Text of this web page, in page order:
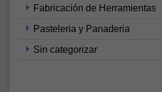
Fabricación de Herramientas
Pasteleria y Panaderia
Sin categorizar